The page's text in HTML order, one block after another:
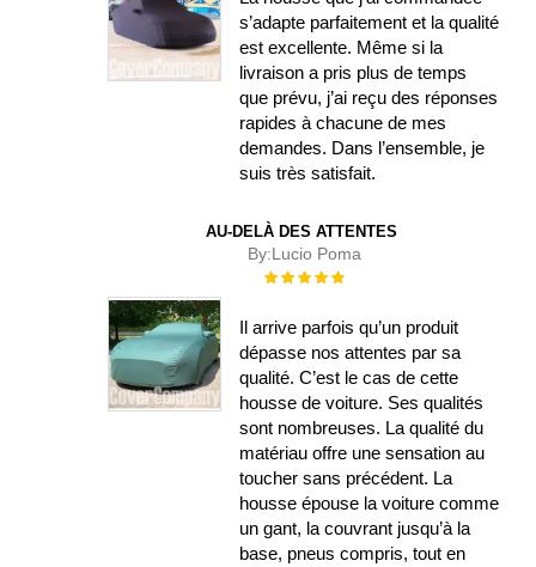
s’adapte parfaitement et la qualité
est excellente. Même si la
livraison a pris plus de temps
que prévu, j’ai reçu des réponses
rapides à chacune de mes
demandes. Dans l’ensemble, je
suis très satisfait.
AU-DELÀ DES ATTENTES
By:Lucio Poma
Évaluation :
Il arrive parfois qu’un produit
dépasse nos attentes par sa
qualité. C’est le cas de cette
housse de voiture. Ses qualités
sont nombreuses. La qualité du
matériau offre une sensation au
toucher sans précédent. La
housse épouse la voiture comme
un gant, la couvrant jusqu’à la
base, pneus compris, tout en